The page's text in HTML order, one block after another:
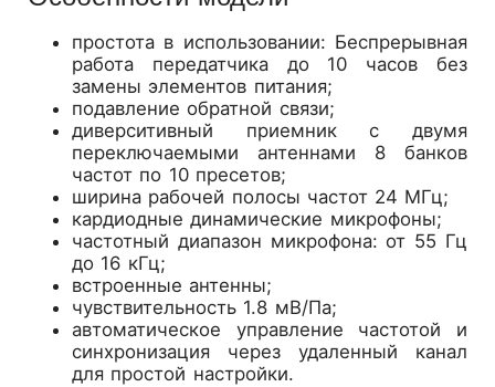
простота в использовании: Беспрерывная
работа передатчика до 10 часов без
замены элементов питания;
подавление обратной связи;
диверситивный приемник с двумя
переключаемыми антеннами 8 банков
частот по 10 пресетов;
ширина рабочей полосы частот 24 МГц;
кардиодные динамические микрофоны;
частотный диапазон микрофона: от 55 Гц
до 16 кГц;
встроенные антенны;
чувствительность 1.8 мВ/Па;
автоматическое управление частотой и
синхронизация через удаленный канал
для простой настройки.